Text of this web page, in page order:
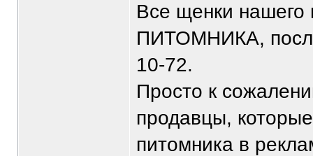
Все щенки нашего
ПИТОМНИКА,
10-72.
Просто к
продавцы,
питомника в